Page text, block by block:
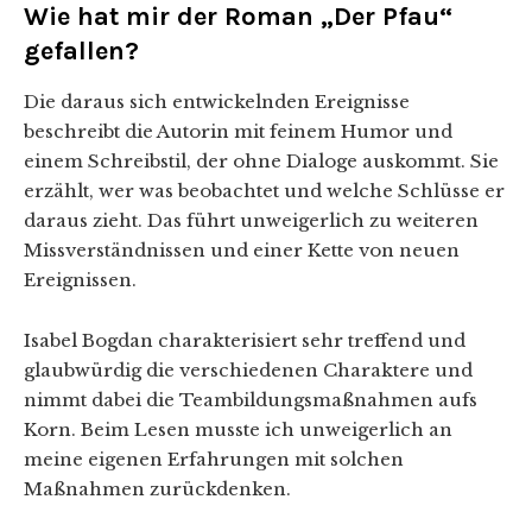
Wie hat mir der Roman „Der Pfau“
gefallen?
Die daraus sich entwickelnden Ereignisse
beschreibt die Autorin mit feinem Humor und
einem Schreibstil, der ohne Dialoge auskommt. Sie
erzählt, wer was beobachtet und welche Schlüsse er
daraus zieht. Das führt unweigerlich zu weiteren
Missverständnissen und einer Kette von neuen
Ereignissen.
Isabel Bogdan charakterisiert sehr treffend und
glaubwürdig die verschiedenen Charaktere und
nimmt dabei die Teambildungsmaßnahmen aufs
Korn. Beim Lesen musste ich unweigerlich an
meine eigenen Erfahrungen mit solchen
Maßnahmen zurückdenken.